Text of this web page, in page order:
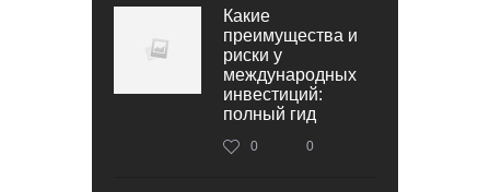
Какие
преимущества и
риски у
международных
инвестиций:
полный гид
0 0